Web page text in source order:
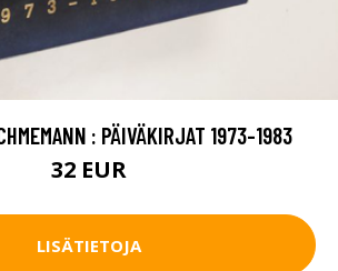
: PÄIVÄKIRJAT 1973-1983
32 EUR
LISÄTIETOJA